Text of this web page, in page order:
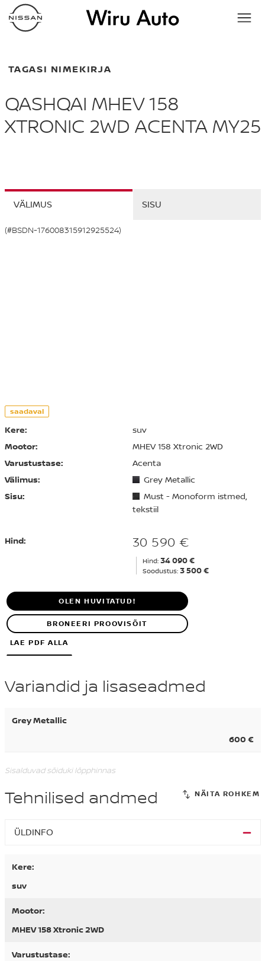
TAGASI NIMEKIRJA
QASHQAI MHEV 158
XTRONIC 2WD ACENTA MY25
(#BSDN-176008315912925524)
VÄLIMUS SISU
saadaval
Kere:
suv
Mootor:
MHEV 158 Xtronic 2WD
Varustustase:
Acenta
Välimus:
Grey Metallic
Sisu:
Must - Monoform istmed,
tekstiil
Hind: 30 590 €
Hind: 34 090 €
Soodustus: 3 500 €
OLEN HUVITATUD!
BRONEERI PROOVISÕIT
LAE PDF ALLA
Variandid ja lisaseadmed
Grey Metallic
600 €
Sisalduvad sõiduki lõpphinnas
Tehnilised andmed
ÜLDINFO
Kere:
suv
Mootor:
MHEV 158 Xtronic 2WD
Varustustase: